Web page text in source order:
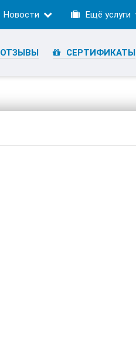
Новости Ещё услуги
ОТЗЫВЫ СЕРТИФИКАТЫ